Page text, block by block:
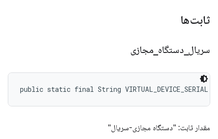
ثابت‌ها
سریال دستگاه مجازی
public static final String VIRTUAL_DEVICE_SERIAL
مقدار ثابت: "دستگاه مجازی-سریال"